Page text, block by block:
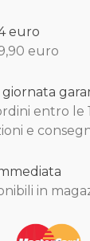
euro
euro
giornata
entro le
e
in